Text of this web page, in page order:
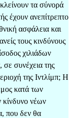
τα σύνορά
έχουν ανεπίτρεπτο
ασφάλεια και
τους κινδύνους
χιλιάδων
συνέχεια της
της Ιντλίμπ; Η
κατά των
νέων
που δεν θα